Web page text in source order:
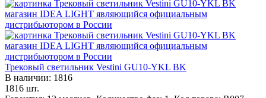
Трековый светильник Vestini GU10-YKL BK
В наличии: 1816
1816 шт.